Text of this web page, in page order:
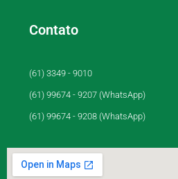
Contato
(61) 3349 - 9010
(61) 99674 - 9207 (WhatsApp)
(61) 99674 - 9208 (WhatsApp)